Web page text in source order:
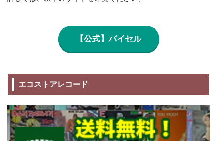
【公式】バイセル
エコストアレコード